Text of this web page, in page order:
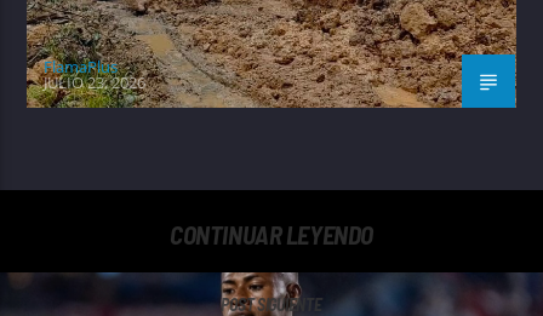
FlamaPlus
JULIO 23, 2026
CONTINUAR LEYENDO
POST SIGUIENTE